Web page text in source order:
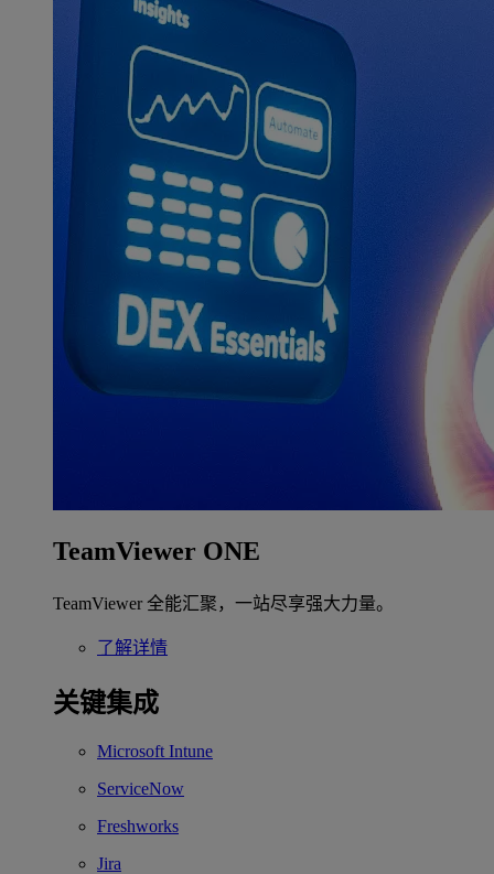
TeamViewer ONE
TeamViewer 全能汇聚，一站尽享强大力量。
了解详情
关键集成
Microsoft Intune
ServiceNow
Freshworks
Jira